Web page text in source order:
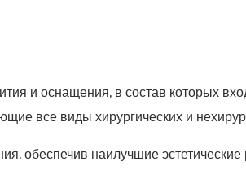
и оснащения, в состав которых
все виды хирургических и
обеспечив наилучшие